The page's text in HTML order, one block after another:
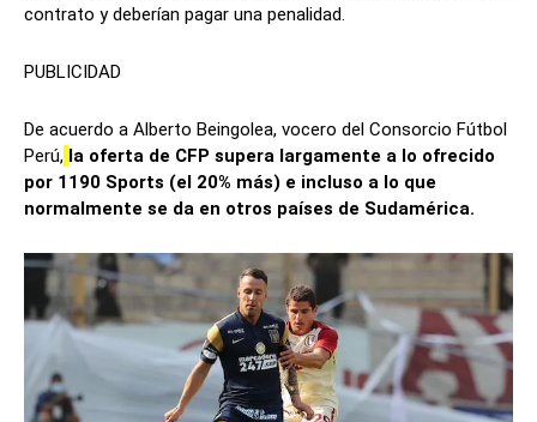
contrato y deberían pagar una penalidad.
PUBLICIDAD
De acuerdo a Alberto Beingolea, vocero del Consorcio Fútbol
Perú, la oferta de CFP supera largamente a lo ofrecido
por 1190 Sports (el 20% más) e incluso a lo que
normalmente se da en otros países de Sudamérica.